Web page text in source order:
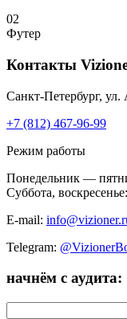
02
Футер
Контакты
Санкт-Петербург,
+7 (812) 467-96-99
Режим работы
Понедельник —
Суббота,
E-mail:
Telegram:
начнём с аудита: